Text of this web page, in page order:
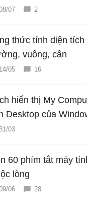
07 2
thức tính diện tích
vuông, cân
14/05 16
hiển thị My
Desktop của
31/03
60 phím tắt máy
lòng
06 28